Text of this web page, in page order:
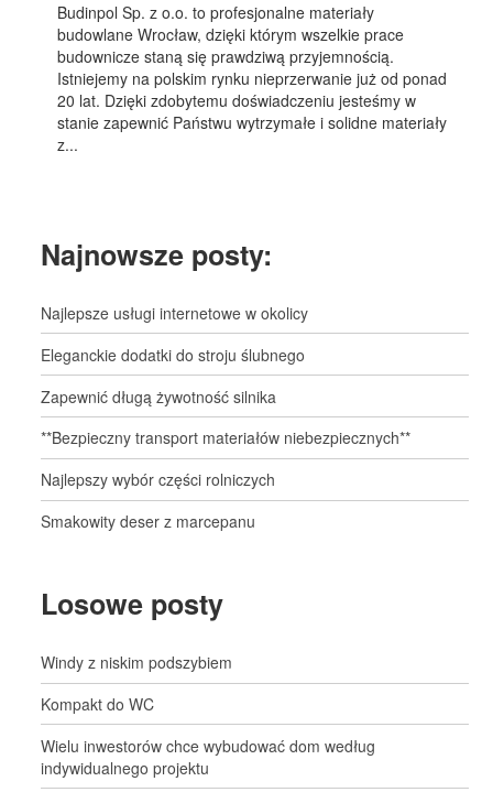
Budinpol Sp. z o.o. to profesjonalne materiały
budowlane Wrocław, dzięki którym wszelkie prace
budownicze staną się prawdziwą przyjemnością.
Istniejemy na polskim rynku nieprzerwanie już od ponad
20 lat. Dzięki zdobytemu doświadczeniu jesteśmy w
stanie zapewnić Państwu wytrzymałe i solidne materiały
z...
Najnowsze posty:
Najlepsze usługi internetowe w okolicy
Eleganckie dodatki do stroju ślubnego
Zapewnić długą żywotność silnika
**Bezpieczny transport materiałów niebezpiecznych**
Najlepszy wybór części rolniczych
Smakowity deser z marcepanu
Losowe posty
Windy z niskim podszybiem
Kompakt do WC
Wielu inwestorów chce wybudować dom według
indywidualnego projektu